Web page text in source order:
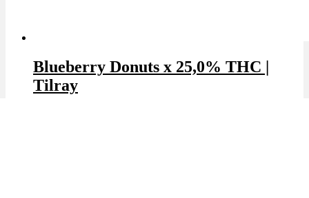
Blueberry Donuts x 25,0% THC |
Tilray